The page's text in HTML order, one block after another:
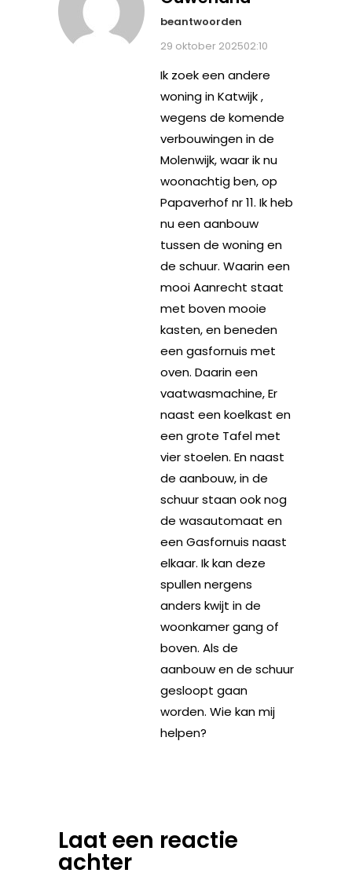
beantwoorden
29 oktober 202502:10
Ik zoek een andere
woning in Katwijk ,
wegens de komende
verbouwingen in de
Molenwijk, waar ik nu
woonachtig ben, op
Papaverhof nr 11. Ik heb
nu een aanbouw
tussen de woning en
de schuur. Waarin een
mooi Aanrecht staat
met boven mooie
kasten, en beneden
een gasfornuis met
oven. Daarin een
vaatwasmachine, Er
naast een koelkast en
een grote Tafel met
vier stoelen. En naast
de aanbouw, in de
schuur staan ook nog
de wasautomaat en
een Gasfornuis naast
elkaar. Ik kan deze
spullen nergens
anders kwijt in de
woonkamer gang of
boven. Als de
aanbouw en de schuur
gesloopt gaan
worden. Wie kan mij
helpen?
Laat een reactie
achter